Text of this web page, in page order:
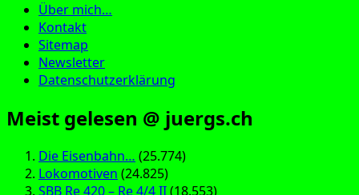
Über mich…
Kontakt
Sitemap
Newsletter
Datenschutzerklärung
Meist gelesen @ juergs.ch
Die Eisenbahn… (25.774)
Lokomotiven (24.825)
SBB Re 420 – Re 4/4 II(18.553)